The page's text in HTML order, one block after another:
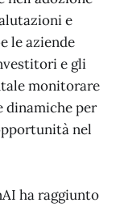
e
le aziende
e gli
monitorare
dinamiche per
nel
ha raggiunto